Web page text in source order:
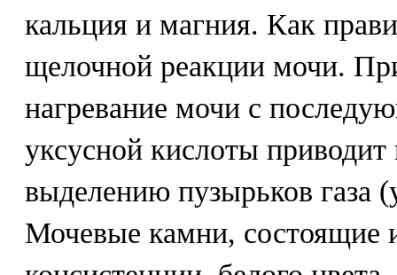
кальция и магния. Как
щелочной реакции мочи.
нагревание мочи с
уксусной кислоты
выделению пузырьков газа
Мочевые камни, состоящие